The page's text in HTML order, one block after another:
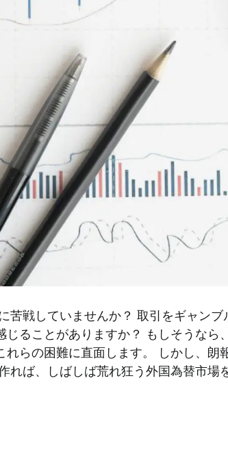
苦戦していませんか？ 取引をギャン
ることがありますか？ もしそうなら
らの困難に直面します。 しかし、朗
れば、しばしば荒れ狂う外国為替市場